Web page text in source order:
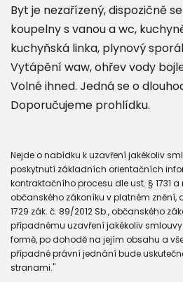
Byt je nezařízený, dispozičně
koupelny s vanou a wc,
kuchyňská linka, plynový
Vytápění waw, ohřev vody
Volné ihned. Jedná se o
Doporučujeme prohlídku.
Nejde o nabídku k uzavření jakékoliv
poskytnutí základních orientačních
kontraktačního procesu dle ust. § 1731 a
občanského zákoníku v platném znění,
1729 zák. č. 89/2012 Sb., občanského
případnému uzavření jakékoliv
formě, po dohodě na jejím obsahu a
případné právní jednání bude
stranami."